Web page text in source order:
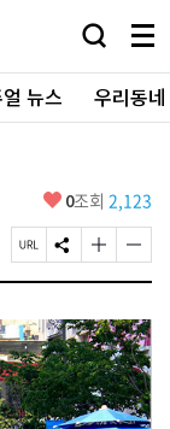
검
창
열
기
메
뉴
전
체
보
뉴스 우리동
좋
요
0조회 2,123
페
이
U
R
L
복
사
S
N
공
유
하
기
글
자
기
크
게
변
경
하
글
자
기
작
게
변
경
하